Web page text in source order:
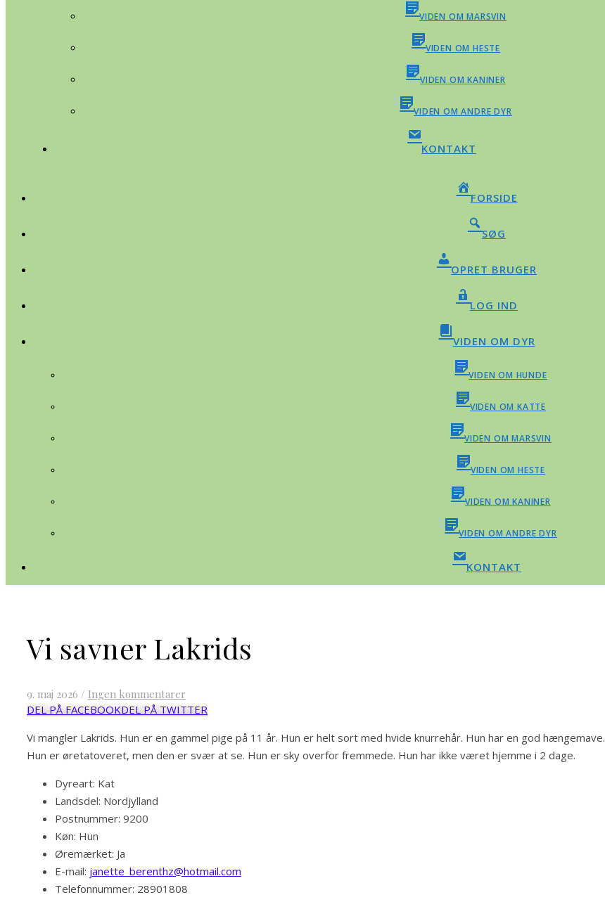
VIDEN OM MARSVIN
VIDEN OM HESTE
VIDEN OM KANINER
VIDEN OM ANDRE DYR
KONTAKT
FORSIDE
SØG
OPRET BRUGER
LOG IND
VIDEN OM DYR
VIDEN OM HUNDE
VIDEN OM KATTE
VIDEN OM MARSVIN
VIDEN OM HESTE
VIDEN OM KANINER
VIDEN OM ANDRE DYR
KONTAKT
Vi savner Lakrids
9. maj 2026 / Ingen kommentarer
DEL PÅ FACEBOOKDEL PÅ TWITTER
Vi mangler Lakrids. Hun er en gammel pige på 11 år. Hun er helt sort med hvide knurrehår. Hun har en god hængemave.
Hun er øretatoveret, men den er svær at se. Hun er sky overfor fremmede. Hun har ikke været hjemme i 2 dage.
Dyreart: Kat
Landsdel: Nordjylland
Postnummer: 9200
Køn: Hun
Øremærket: Ja
E-mail: janette_berenthz@hotmail.com
Telefonnummer: 28901808